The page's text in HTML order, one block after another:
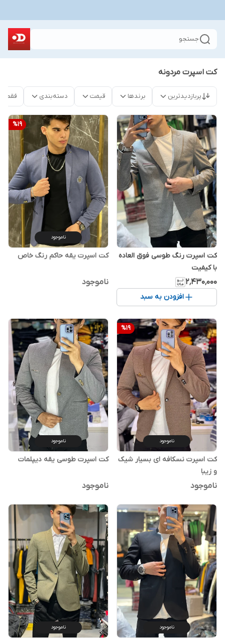
جستجو
کت اسپرت مردونه
پربازدیدترین برندها قیمت دسته‌بندی فقط
کت اسپرت رنگ طوسی فوق العاده
با کیفیت
۲٬۴۳۰٬۰۰۰
افزودن به سبد
%19
ناموجود
کت اسپرت یقه حاکم رنگ خاص
ناموجود
%19
ناموجود
کت اسپرت نسکافه ای بسیار شیک
و زیبا
ناموجود
ناموجود
کت اسپرت طوسی یقه دیپلمات
ناموجود
ناموجود ناموجود